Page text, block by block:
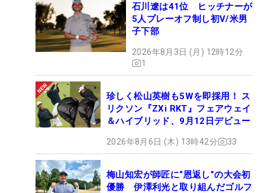
石川遼は41位 ヒッチナーが
5人プレーオフ制し初V/米男
子下部
2026年8月3日 (月) 12時12分
1
珍しく松山英樹も5Wを即採用！ ス
リクソン『ZXi RKT』フェアウェイ
＆ハイブリッド、9月12日デビュー
2026年8月6日 (木) 13時42分 33
梅山知宏が師匠に“恩返し”の大会初
優勝 伊澤利光と取り組んだゴルフ